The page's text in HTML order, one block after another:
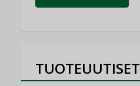
TUOTEUUTISET